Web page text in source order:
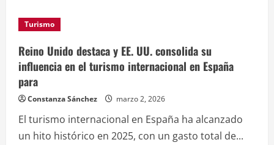
promueven
rutas
aéreas
internacionales
V
Jornada
de
Conectividad
en
España
Turismo
Reino Unido destaca y EE. UU. consolida su
influencia en el turismo internacional en España
para
Constanza Sánchez marzo 2, 2026
El turismo internacional en España ha alcanzado
un hito histórico en 2025, con un gasto total de...